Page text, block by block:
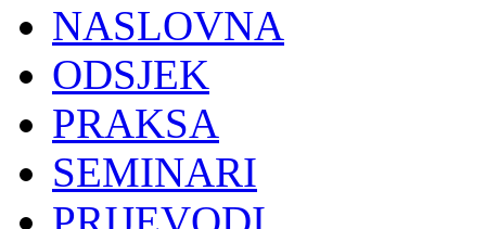
NASLOVNA
ODSJEK
PRAKSA
SEMINARI